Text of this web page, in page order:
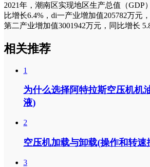
2021年，潮南区实现地区生产总值（GDP
比增长6.4%，di一产业增加值205782万元
第二产业增加值3001942万元，同比增长
相关推荐
1
为什么选择阿特拉斯空压机机
液)
2
空压机加载与卸载(操作和转速
3